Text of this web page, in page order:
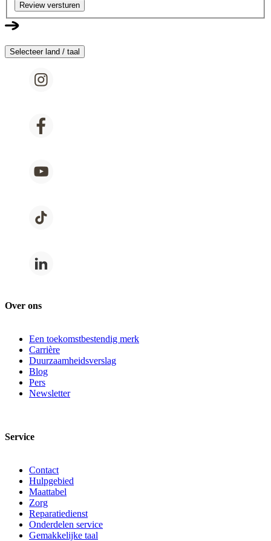
Review versturen
Selecteer land / taal
Over ons
Een toekomstbestendig merk
Carrière
Duurzaamheidsverslag
Blog
Pers
Newsletter
Service
Contact
Hulpgebied
Maattabel
Zorg
Reparatiedienst
Onderdelen service
Gemakkelijke taal